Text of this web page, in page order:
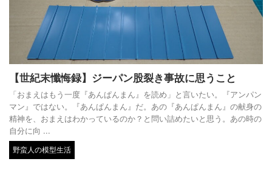
【世紀末懺悔録】ジーパン股裂き事故に思うこと
「おまえはもう一度『あんぱんまん』を読め」と言いたい。『アンパン
マン』ではない。『あんぱんまん』だ。あの『あんぱんまん』の献身の
精神を、おまえはわかっているのか？と問い詰めたいと思う。あの時の
自分に向 ...
野蛮人の模型生活